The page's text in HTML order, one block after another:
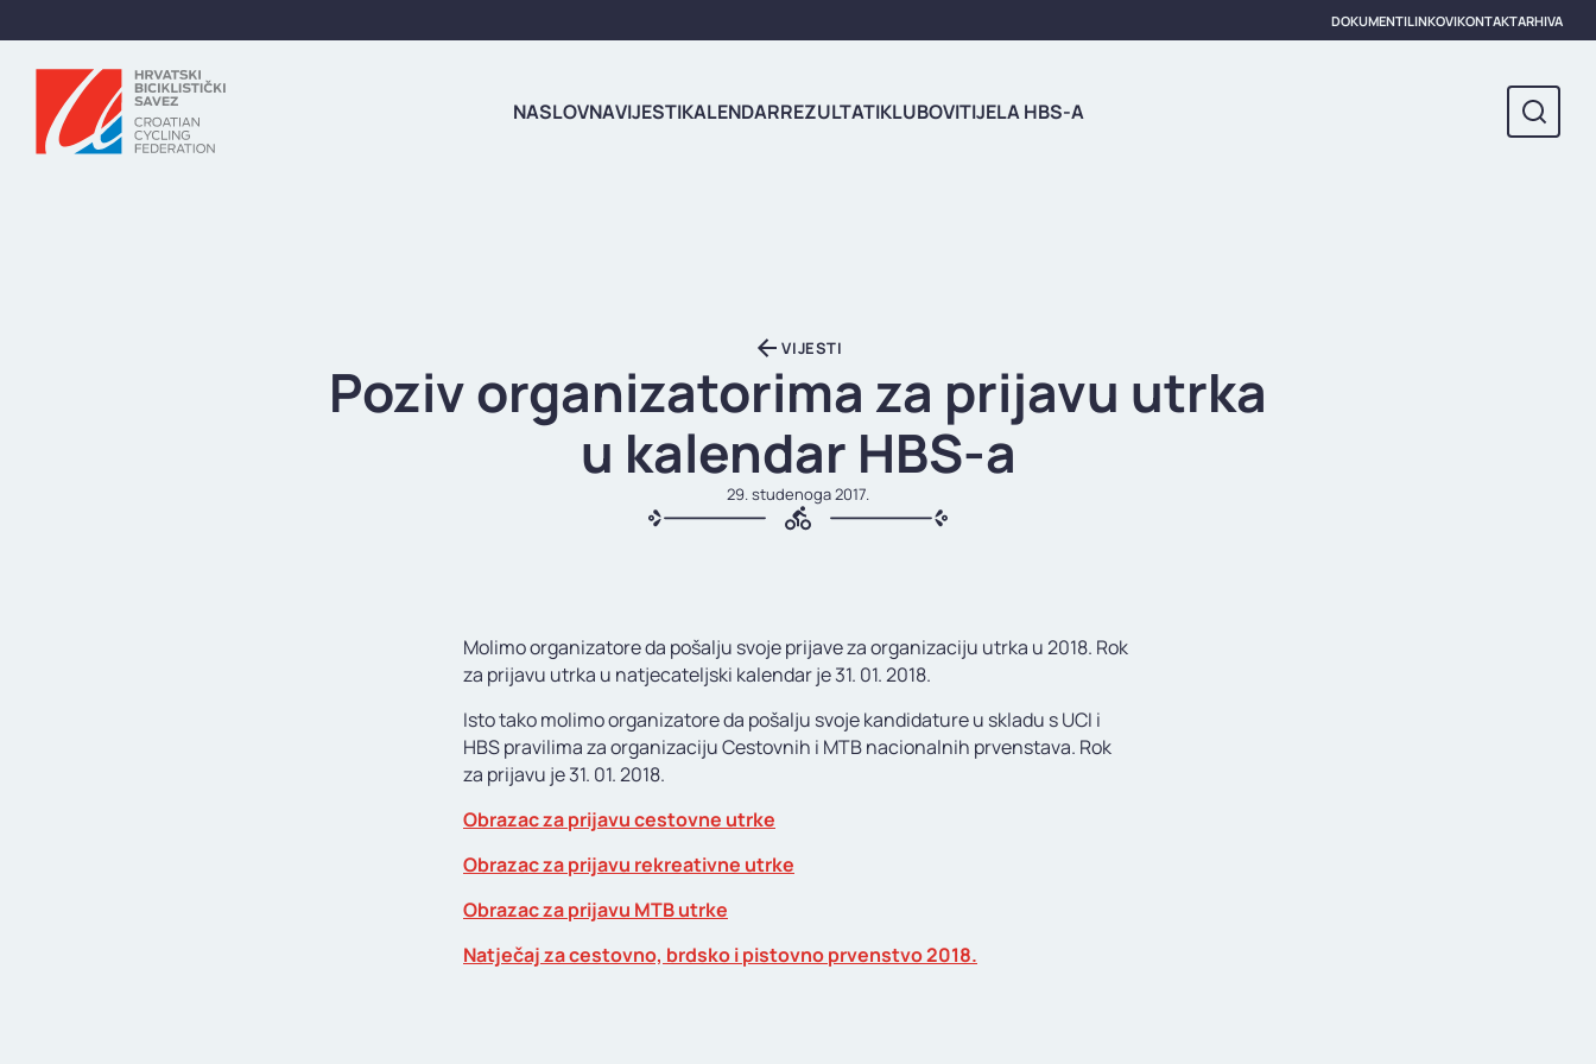
DOKUMENTILINKOVIKONTAKTARHIVA
NASLOVNAVIJESTIKALENDARREZULTATIKLUBOVITIJELA HBS-A
VIJESTI
Poziv organizatorima za prijavu utrka
u kalendar HBS-a
29. studenoga 2017.
Molimo organizatore da pošalju svoje prijave za organizaciju utrka u 2018. Rok
za prijavu utrka u natjecateljski kalendar je 31. 01. 2018.
Isto tako molimo organizatore da pošalju svoje kandidature u skladu s UCI i
HBS pravilima za organizaciju Cestovnih i MTB nacionalnih prvenstava. Rok
za prijavu je 31. 01. 2018.
Obrazac za prijavu cestovne utrke
Obrazac za prijavu rekreativne utrke
Obrazac za prijavu MTB utrke
Natječaj za cestovno, brdsko i pistovno prvenstvo 2018.